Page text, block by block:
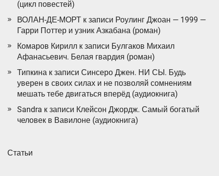
(цикл повестей)
ВОЛАН-ДЕ-МОРТ к записи Роулинг Джоан — 1999 —
Гарри Поттер и узник Азкабана (роман)
Комаров Кирилл к записи Булгаков Михаил
Афанасьевич. Белая гвардия (роман)
Типкина к записи Синсеро Джен. НИ СЫ. Будь
уверен в своих силах и не позволяй сомнениям
мешать тебе двигаться вперёд (аудиокнига)
Sandra к записи Клейсон Джордж. Самый богатый
человек в Вавилоне (аудиокнига)
Статьи